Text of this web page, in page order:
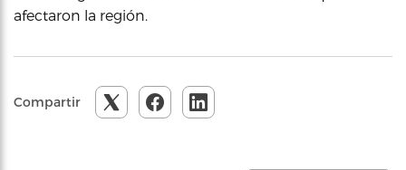
afectaron la región.
Compartir